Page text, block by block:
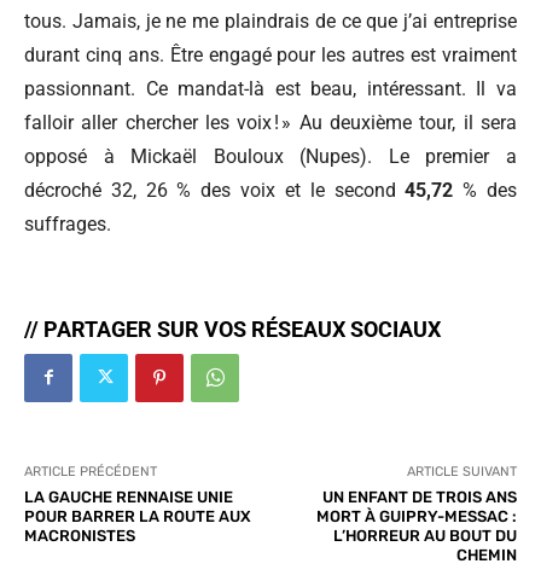
tous. Jamais, je ne me plaindrais de ce que j’ai entreprise
durant cinq ans. Être engagé pour les autres est vraiment
passionnant. Ce mandat-là est beau, intéressant. Il va
falloir aller chercher les voix ! » Au deuxième tour, il sera
opposé à Mickaël Bouloux (Nupes). Le premier a
décroché 32, 26 % des voix et le second45,72 % des
suffrages.
// PARTAGER SUR VOS RÉSEAUX SOCIAUX
ARTICLE PRÉCÉDENT
LA GAUCHE RENNAISE UNIE
POUR BARRER LA ROUTE AUX
MACRONISTES
ARTICLE SUIVANT
UN ENFANT DE TROIS ANS
MORT À GUIPRY-MESSAC :
L’HORREUR AU BOUT DU
CHEMIN